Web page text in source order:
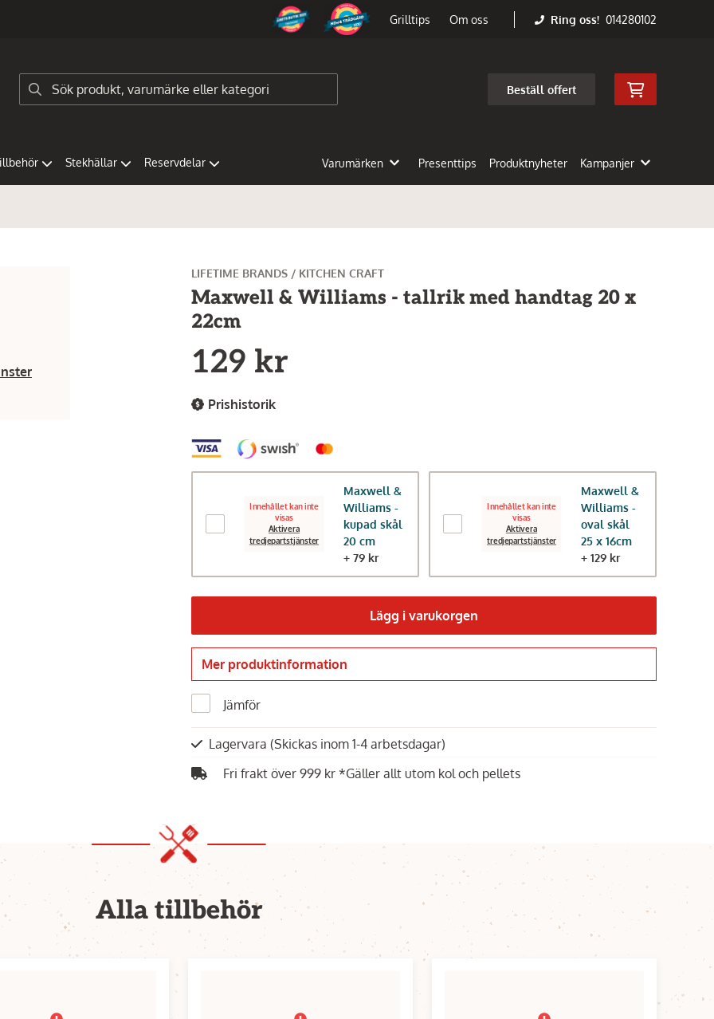
Grilltips Om oss Ring oss! 014280102
Beställ offert
Stekhällar Reservdelar Varumärken Presenttips Produktnyheter Kampanjer
LIFETIME BRANDS / KITCHEN CRAFT
Maxwell & Williams - tallrik med handtag 20 x
22cm
129 kr
Prishistorik
Innehållet kan inte
visas
Aktivera
tredjepartstjänster
Maxwell &
Williams -
kupad skål
20 cm
+ 79 kr
Innehållet kan inte
visas
Aktivera
tredjepartstjänster
Maxwell &
Williams -
oval skål
25 x 16cm
+ 129 kr
Lägg i varukorgen
Mer produktinformation
Jämför
Lagervara (Skickas inom 1-4 arbetsdagar)
Fri frakt över 999 kr *Gäller allt utom kol och pellets
Alla tillbehör